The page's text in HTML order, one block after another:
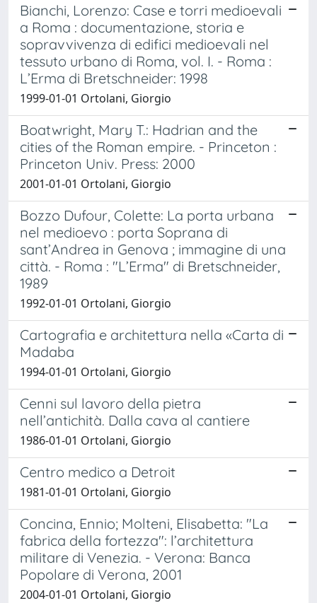
Bianchi, Lorenzo: Case e torri medioevali
a Roma : documentazione, storia e
sopravvivenza di edifici medioevali nel
tessuto urbano di Roma, vol. I. - Roma :
L’Erma di Bretschneider: 1998
1999-01-01 Ortolani, Giorgio
Boatwright, Mary T.: Hadrian and the
cities of the Roman empire. - Princeton :
Princeton Univ. Press: 2000
2001-01-01 Ortolani, Giorgio
Bozzo Dufour, Colette: La porta urbana
nel medioevo : porta Soprana di
sant’Andrea in Genova ; immagine di una
città. - Roma : "L’Erma" di Bretschneider,
1989
1992-01-01 Ortolani, Giorgio
Cartografia e architettura nella «Carta di
Madaba
1994-01-01 Ortolani, Giorgio
Cenni sul lavoro della pietra
nell’antichità. Dalla cava al cantiere
1986-01-01 Ortolani, Giorgio
Centro medico a Detroit
1981-01-01 Ortolani, Giorgio
Concina, Ennio; Molteni, Elisabetta: "La
fabrica della fortezza": l’architettura
militare di Venezia. - Verona: Banca
Popolare di Verona, 2001
2004-01-01 Ortolani, Giorgio